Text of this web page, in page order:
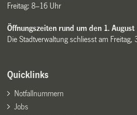
Freitag: 8–16 Uhr
Öffnungszeiten rund um den 1. August
Die Stadtverwaltung schliesst am
Quicklinks
Notfallnummern
Jobs